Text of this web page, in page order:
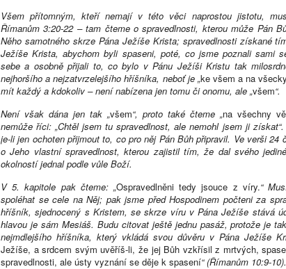
Všem přítomným, kteří nemají v této věci naprostou jistotu,
Římanům 3:20-22 – tam čteme o spravedlnosti, kterou může Pán
Něho samotného skrze Pána Ježíše Krista; spravedlnosti získané
Ježíše Krista, abychom byli spaseni, poté, co jsme poznali sami
sebe a osobně přijali to, co bylo v Pánu Ježíši Kristu tak
nejhoršího a nejzatvrzelejšího hříšníka, neboť je „ke všem a na
mít každý a kdokoliv – není nabízena jen tomu či onomu, ale „všem“.
Není však dána jen tak „všem“, proto také čteme „na všechny
nemůže říci: „Chtěl jsem tu spravedlnost, ale nemohl jsem ji
je-li jen ochoten přijmout to, co pro něj Pán Bůh připravil. Ve verši 24
o Jeho vlastní spravedlnost, kterou zajistil tím, že dal svého
okolností jednal podle vůle Boží.
V 5. kapitole pak čteme: „Ospravedlněni tedy jsouce z víry.“
spoléhat se cele na Něj; pak jsme před Hospodinem počteni za
hříšník, sjednocený s Kristem, se skrze víru v Pána Ježíše stává
hlavou je sám Mesiáš. Budu citovat ještě jednu pasáž, protože je
nejmdlejšího hříšníka, který vkládá svou důvěru v Pána Ježíše
Ježíše, a srdcem svým uvěříš-li, že jej Bůh vzkřísil z mrtvých,
spravedlnosti, ale ústy vyznání se děje k spasení“ (Římanům 10:9-10).